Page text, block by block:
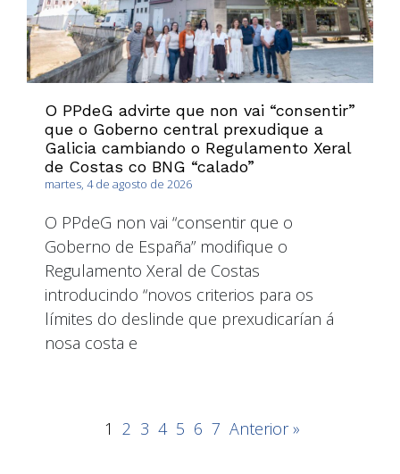
O PPdeG advirte que non vai “consentir”
que o Goberno central prexudique a
Galicia cambiando o Regulamento Xeral
de Costas co BNG “calado”
martes, 4 de agosto de 2026
O PPdeG non vai “consentir que o
Goberno de España” modifique o
Regulamento Xeral de Costas
introducindo “novos criterios para os
límites do deslinde que prexudicarían á
nosa costa e
1 2 3 4 5 6 7 Anterior »